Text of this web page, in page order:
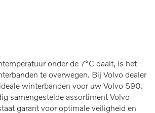
onder de 7°C daalt, is het
te overwegen. Bij Volvo dealer
winterbanden voor uw Volvo S90.
samengestelde assortiment Volvo
garant voor optimale veiligheid en